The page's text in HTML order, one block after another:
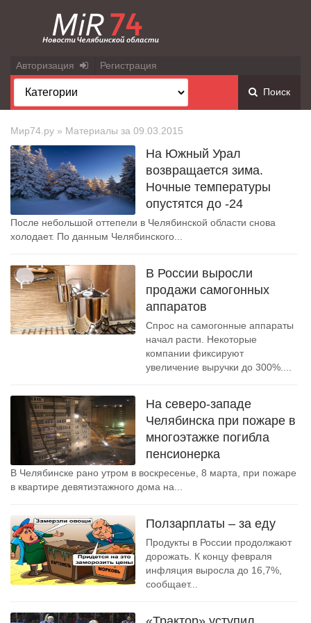
Авторизация Регистрация
Поиск
Мир74.ру » Материалы за 09.03.2015
На Южный Урал
возвращается зима.
Ночные температуры
опустятся до -24
После небольшой оттепели в Челябинской области снова
холодает. По данным Челябинского...
В России выросли
продажи самогонных
аппаратов
Спрос на самогонные аппараты
начал расти. Некоторые
компании фиксируют
увеличение выручки до 300%....
На северо-западе
Челябинска при пожаре в
многоэтажке погибла
пенсионерка
В Челябинске рано утром в воскресенье, 8 марта, при пожаре
в квартире девятиэтажного дома на...
Ползарплаты – за еду
Продукты в России продолжают
дорожать. К концу февраля
инфляция выросла до 16,7%,
сообщает...